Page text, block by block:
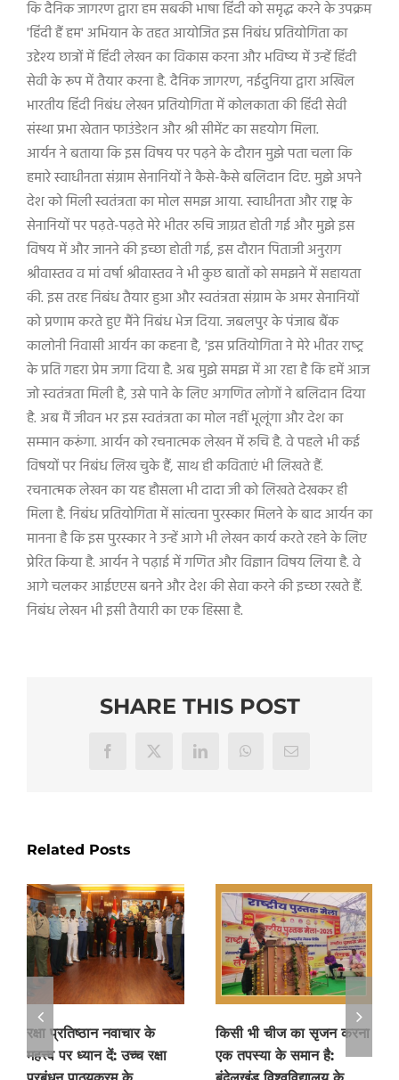
कि दैनिक जागरण द्वारा हम सबकी भाषा हिंदी को समृद्ध करने केउपक्रम
'हिंदी हैं हम'अभियान के तहत आयोजित इस निबंध प्रतियोगिता का
उद्देश्य छात्रों में हिंदी लेखन का विकास करना और भविष्य में उन्हें हिंदी
सेवी के रूप में तैयार करना है. दैनिक जागरण,नईदुनिया द्वारा अखिल
भारतीयहिंदी निबंध लेखन प्रतियोगिता में कोलकाता की हिंदी सेवी
संस्था प्रभाखेतान फाउंडेशन और श्री सीमेंट का सहयोग मिला.
आर्यन ने बताया कि इस विषय पर पढ़ने के दौरान मुझे पता चला कि
हमारे स्वाधीनता संग्राम सेनानियों ने कैसे-कैसे बलिदान दिए. मुझे अपने
देश को मिली स्वतंत्रता का मोल समझ आया. स्वाधीनता और राष्ट्र के
सेनानियों पर पढ़ते-पढ़ते मेरे भीतर रुचि जाग्रत होती गई और मुझे इस
विषय में और जानने की इच्छा होती गई,इस दौरान पिताजी अनुराग
श्रीवास्तव व मां वर्षा श्रीवास्तव ने भी कुछ बातों को समझने में सहायता
की. इस तरह निबंध तैयार हुआ और स्वतंत्रता संग्राम के अमर सेनानियों
को प्रणाम करते हुए मैंने निबंध भेज दिया. जबलपुर के पंजाब बैंक
कालोनी निवासी आर्यन का कहना है, 'इस प्रतियोगिता ने मेरे भीतर राष्‍ट्र
के प्रति गहरा प्रेम जगा दिया है. अब मुझे समझ में आ रहा है कि हमें आज
जो स्वतंत्रता मिली है,उसे पाने के लिए अगणित लोगों ने बलिदान दिया
है. अब मैं जीवन भर इस स्वतंत्रता का मोल नहीं भूलूंगा और देश का
सम्‍मान करूंगा. आर्यन को रचनात्मक लेखन में रुचि है. वे पहले भी कई
विषयों पर निबंध लिख चुके हैं,साथ ही कविताएं भी लिखते हैं.
रचनात्मक लेखन का यह हौसला भी दादा जी को लिखते देखकर ही
मिला है. निबंध प्रतियोगिता में सांत्वना पुरस्कार मिलने के बाद आर्यन का
मानना है कि इस पुरस्कार ने उन्हें आगे भी लेखन कार्य करते रहने के लिए
प्रेरित किया है. आर्यन ने पढ़ाई में गणित और विज्ञान विषय लिया है. वे
आगे चलकर आईएएस बनने और देश की सेवा करने की इच्छा रखते हैं.
निबंध लेखन भी इसी तैयारी का एक हिस्सा है.
SHARE THIS POST
Facebook
X LinkedInWhatsAppEmail
Related Posts
रक्षा प्रतिष्ठान नवाचार के
महत्त्व पर ध्यान दें: उच्च रक्षा
किसी भी चीज का सृजन करना
एक तपस्या के समान है: